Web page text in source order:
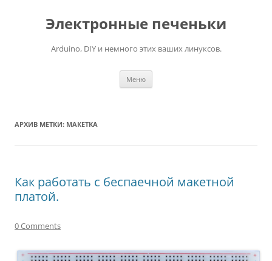
Электронные печеньки
Arduino, DIY и немного этих ваших линуксов.
Меню
АРХИВ МЕТКИ: МАКЕТКА
Как работать с беспаечной макетной
платой.
0 Comments